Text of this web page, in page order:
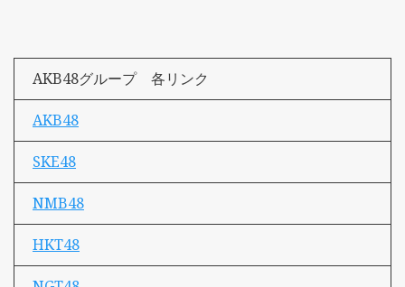
AKB48グループ 各リンク
AKB48
SKE48
NMB48
HKT48